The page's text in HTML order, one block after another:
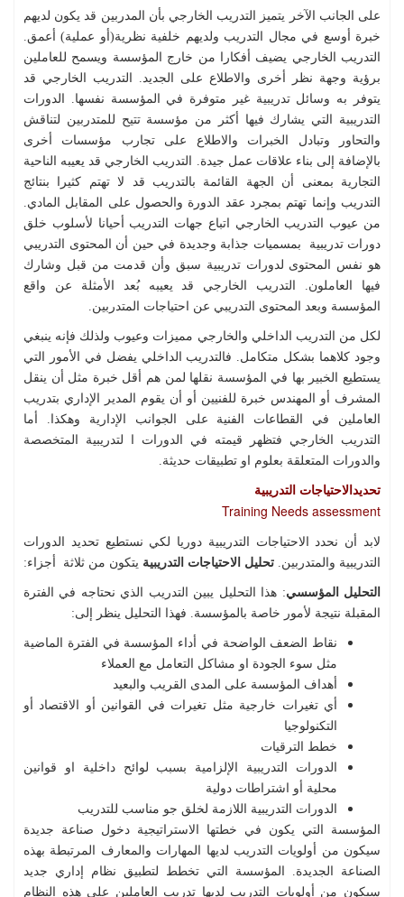
على الجانب الآخر يتميز التدريب الخارجي بأن المدربين قد يكون لديهم
خبرة أوسع في مجال التدريب ولديهم خلفية نظرية(أو عملية) أعمق.
التدريب الخارجي يضيف أفكارا من خارج المؤسسة ويسمح للعاملين
برؤية وجهة نظر أخرى والاطلاع على الجديد. التدريب الخارجي قد
يتوفر به وسائل تدريبية غير متوفرة في المؤسسة نفسها. الدورات
التدريبية التي يشارك فيها أكثر من مؤسسة تتيح للمتدربين لتناقش
والتحاور وتبادل الخبرات والاطلاع على تجارب مؤسسات أخرى
بالإضافة إلى بناء علاقات عمل جيدة. التدريب الخارجي قد يعيبه الناحية
التجارية بمعنى أن الجهة القائمة بالتدريب قد لا تهتم كثيرا بنتائج
التدريب وإنما تهتم بمجرد عقد الدورة والحصول على المقابل المادي.
من عيوب التدريب الخارجي اتباع جهات التدريب أحيانا لأسلوب خلق
دورات تدريبية بمسميات جذابة وجديدة في حين أن المحتوى التدريبي
هو نفس المحتوى لدورات تدريبية سبق وأن قدمت من قبل وشارك
فيها العاملون. التدريب الخارجي قد يعيبه بُعد الأمثلة عن واقع
المؤسسة وبعد المحتوى التدريبي عن احتياجات المتدربين.
لكل من التدريب الداخلي والخارجي مميزات وعيوب ولذلك فإنه ينبغي
وجود كلاهما بشكل متكامل. فالتدريب الداخلي يفضل في الأمور التي
يستطيع الخبير بها في المؤسسة نقلها لمن هم أقل خبرة مثل أن ينقل
المشرف أو المهندس خبرة للفنيين أو أن يقوم المدير الإداري بتدريب
العاملين في القطاعات الفنية على الجوانب الإدارية وهكذا. أما
التدريب الخارجي فتظهر قيمته في الدورات ا لتدريبية المتخصصة
والدورات المتعلقة بعلوم او تطبيقات حديثة.
تحديدالاحتياجات التدريبية
Training Needs assessment
لابد أن نحدد الاحتياجات التدريبية دوريا لكي نستطيع تحديد الدورات
التدريبية والمتدربين. تحليل الاحتياجات التدريبية يتكون من ثلاثة أجزاء:
التحليل المؤسسي: هذا التحليل يبين التدريب الذي نحتاجه في الفترة
المقبلة نتيجة لأمور خاصة بالمؤسسة. فهذا التحليل ينظر إلى:
نقاط الضعف الواضحة في أداء المؤسسة في الفترة الماضية
مثل سوء الجودة او مشاكل التعامل مع العملاء
أهداف المؤسسة على المدى القريب والبعيد
أي تغيرات خارجية مثل تغيرات في القوانين أو الاقتصاد أو
التكنولوجيا
خطط الترقيات
الدورات التدريبية الإلزامية بسبب لوائح داخلية او قوانين
محلية أو اشتراطات دولية
الدورات التدريبية اللازمة لخلق جو مناسب للتدريب
المؤسسة التي يكون في خطتها الاستراتيجية دخول صناعة جديدة
سيكون من أولويات التدريب لديها المهارات والمعارف المرتبطة بهذه
الصناعة الجديدة. المؤسسة التي تخطط لتطبيق نظام إداري جديد
سيكون من أولويات التدريب لديها تدريب العاملين على هذه النظام